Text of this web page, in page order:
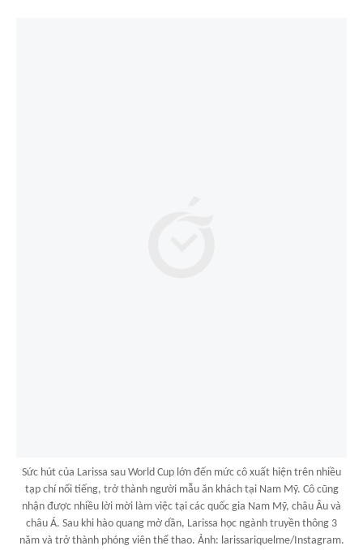
Sức hút của Larissa sau World Cup lớn đến mức cô xuất hiện trên nhiều
tạp chí nổi tiếng, trở thành người mẫu ăn khách tại Nam Mỹ. Cô cũng
nhận được nhiều lời mời làm việc tại các quốc gia Nam Mỹ, châu Âu và
châu Á. Sau khi hào quang mờ dần, Larissa học ngành truyền thông 3
năm và trở thành phóng viên thể thao. Ảnh: larissariquelme/Instagram.